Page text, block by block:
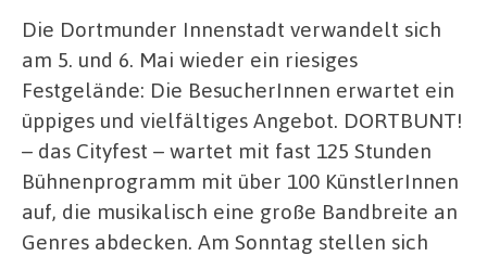
Die Dortmunder Innenstadt verwandelt sich
am 5. und 6. Mai wieder ein riesiges
Festgelände: Die BesucherInnen erwartet ein
üppiges und vielfältiges Angebot. DORTBUNT!
– das Cityfest – wartet mit fast 125 Stunden
Bühnenprogramm mit über 100 KünstlerInnen
auf, die musikalisch eine große Bandbreite an
Genres abdecken. Am Sonntag stellen sich